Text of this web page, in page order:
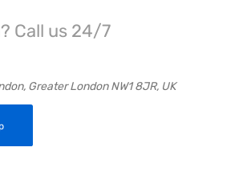
Call us 24/7
Greater London NW1 8JR, UK